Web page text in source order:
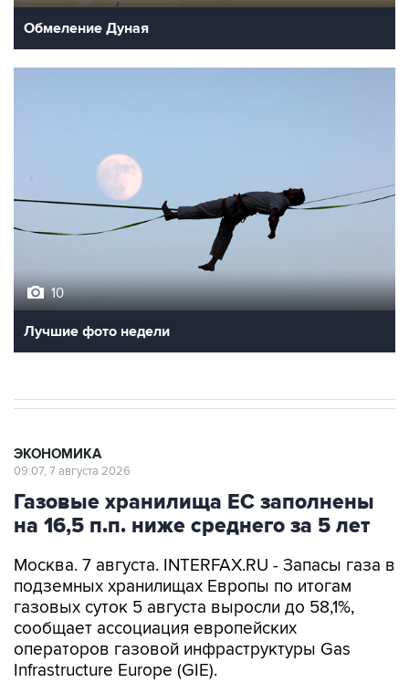
Обмеление Дуная
10
Лучшие фото недели
ЭКОНОМИКА
09:07, 7 августа 2026
Газовые хранилища ЕС заполнены
на 16,5 п.п. ниже среднего за 5 лет
Москва. 7 августа. INTERFAX.RU - Запасы газа в
подземных хранилищах Европы по итогам
газовых суток 5 августа выросли до 58,1%,
сообщает ассоциация европейских
операторов газовой инфраструктуры Gas
Infrastructure Europe (GIE).